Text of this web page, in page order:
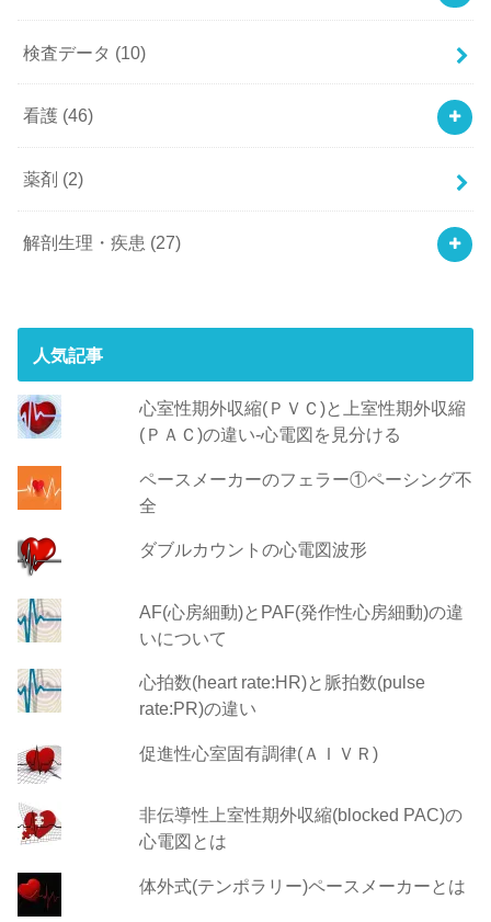
検査データ (10)
看護 (46)
薬剤 (2)
解剖生理・疾患 (27)
人気記事
心室性期外収縮(ＰＶＣ)と上室性期外収縮
(ＰＡＣ)の違い-心電図を見分ける
ペースメーカーのフェラー①ペーシング不
全
ダブルカウントの心電図波形
AF(心房細動)とPAF(発作性心房細動)の違
いについて
心拍数(heart rate:HR)と脈拍数(pulse
rate:PR)の違い
促進性心室固有調律(ＡＩＶＲ)
非伝導性上室性期外収縮(blocked PAC)の
心電図とは
体外式(テンポラリー)ペースメーカーとは